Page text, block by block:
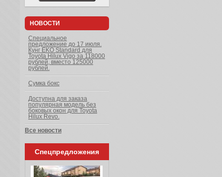
НОВОСТИ
Специальное
предложение до 17 июля.
Кунг EKO Standard для
Toyota Hilux Vigo за 118000
рублей, вместо 125000
рублей.
Сумка бокс
Доступна для заказа
популярная модель без
боковых окон для Toyota
Hilux Revo.
Все новости
Спецпредложения